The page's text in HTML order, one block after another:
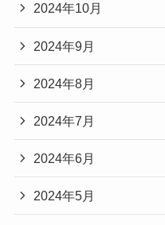
2024年10月
2024年9月
2024年8月
2024年7月
2024年6月
2024年5月